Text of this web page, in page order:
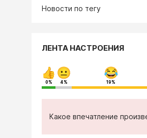
Новости по тегу
ЛЕНТА НАСТРОЕНИЯ
0% 4% 19%
Какое впечатление